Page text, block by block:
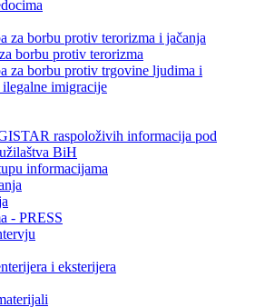
za borbu protiv terorizma i jačanja
borbu protiv terorizma
za borbu protiv trgovine ljudima i
imigracije
raspoloživih informacija pod
BiH
informacijama
- PRESS
i eksterijera